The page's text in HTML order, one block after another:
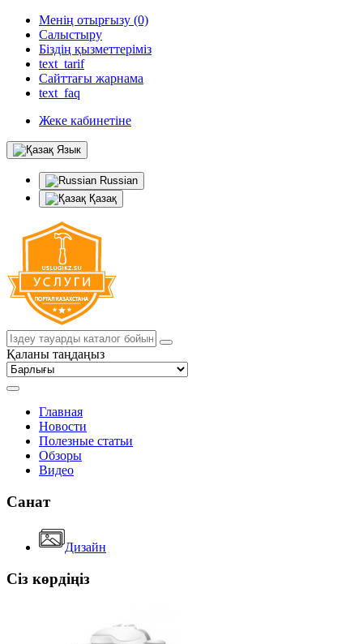
Менің отырғызу (0)
Салыстыру
Біздің қызметтеріміз
text_tarif
Сайттағы жарнама
text_faq
Жеке кабинетіне
Язык
Russian
Қазақ
Қаланы таңдаңыз
Главная
Новости
Полезные статьи
Обзоры
Видео
Санат
Дизайн
Сіз көрдіңіз